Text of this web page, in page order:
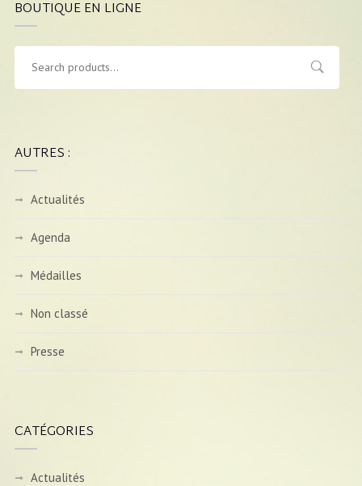
BOUTIQUE EN LIGNE
AUTRES :
Actualités
Agenda
Médailles
Non classé
Presse
CATÉGORIES
Actualités